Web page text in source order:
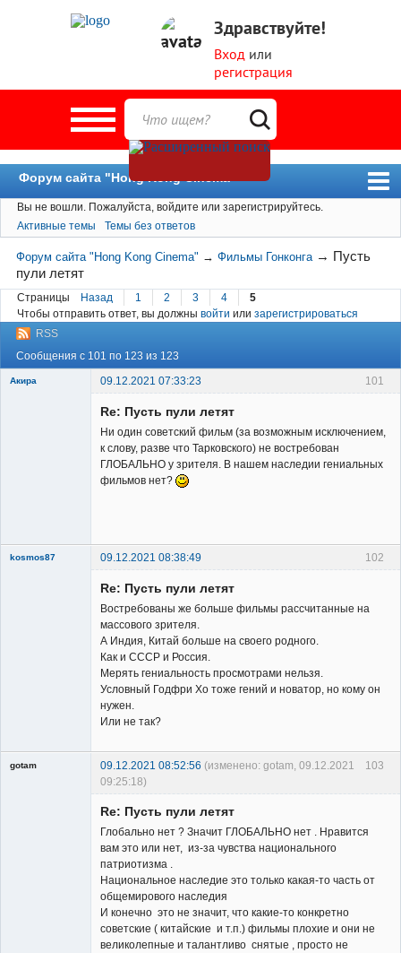
Здравствуйте!
Вход или
регистрация
Форум сайта "Hong Kong Cinema"
Форум
Новости
Пользователи
Поиск
Вы не вошли. Пожалуйста, войдите или зарегистрируйтесь.
Активные темы
Темы без ответов
Форум сайта "Hong Kong Cinema" →Фильмы Гонконга → Пусть
пули летят
Страницы Назад 1 2 3 4
5
Чтобы отправить ответ, вы должны войти или зарегистрироваться
RSS
Сообщения с 101 по 123 из 123
101
Акира 09.12.2021 07:33:23
Re: Пусть пули летят
Ни один советский фильм (за возможным исключением,
к слову, разве что Тарковского) не востребован
ГЛОБАЛЬНО у зрителя. В нашем наследии гениальных
фильмов нет?
102
kosmos87 09.12.2021 08:38:49
Re: Пусть пули летят
Востребованы же больше фильмы рассчитанные на
массового зрителя.
А Индия, Китай больше на своего родного.
Как и СССР и Россия.
Мерять гениальность просмотрами нельзя.
Условный Годфри Хо тоже гений и новатор, но кому он
нужен.
Или не так?
103
gotam 09.12.2021 08:52:56 (изменено: gotam, 09.12.2021
09:25:18)
Re: Пусть пули летят
Глобально нет ? Значит ГЛОБАЛЬНО нет . Нравится
вам это или нет, из-за чувства национального
патриотизма .
Национальное наследие это только какая-то часть от
общемирового наследия
И конечно это не значит, что какие-то конкретно
советские ( китайские и т.п.) фильмы плохие и они не
великолепные и талантливо снятые , просто не